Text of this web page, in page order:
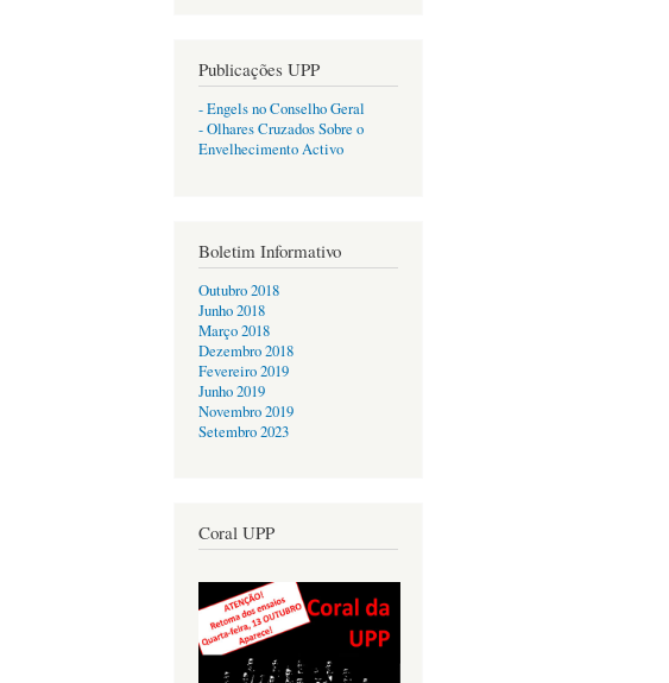
Publicações UPP
- Engels no Conselho Geral
- Olhares Cruzados Sobre o
Envelhecimento Activo
Boletim Informativo
Outubro 2018
Junho 2018
Março 2018
Dezembro 2018
Fevereiro 2019
Junho 2019
Novembro 2019
Setembro 2023
Coral UPP